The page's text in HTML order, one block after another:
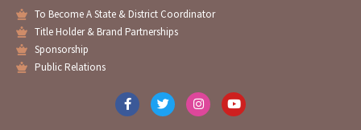
To Become A State & District Coordinator
Title Holder & Brand Partnerships
Sponsorship
Public Relations
F
a
c
T
w
i
I
n
s
Y
o
u